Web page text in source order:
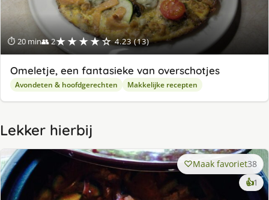
⏱ 20 min👥 2★★★★☆ 4.23 (13)
Omeletje, een fantasieke van overschotjes
Avondeten & hoofdgerechten Makkelijke recepten
Lekker hierbij
Maak favoriet38
👍1